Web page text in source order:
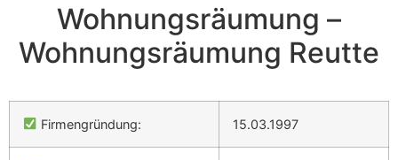
Wohnungsräumung –
Wohnungsräumung Reutte
Firmengründung: 15.03.1997